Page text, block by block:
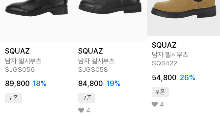
SQUAZ
남자 첼시부츠
SJGS056
89,800 18%
쿠폰
SQUAZ
남자 첼시부츠
SJGS058
84,800 19%
쿠폰
4
SQUAZ
남자 첼시부츠
SQS422
54,800 26%
쿠폰
4